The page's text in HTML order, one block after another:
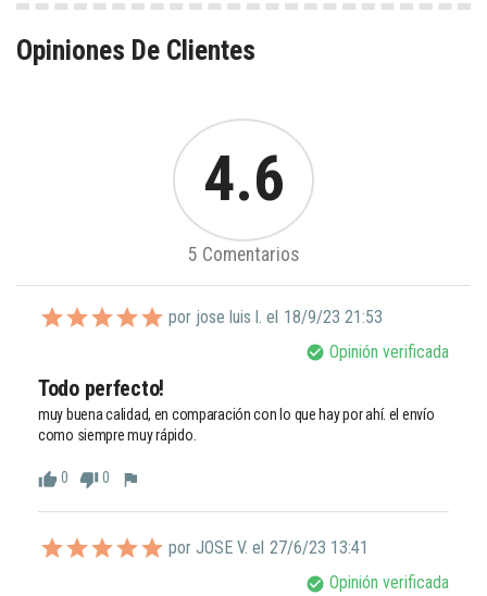
Opiniones De Clientes
4.6
5 Comentarios
por jose luis l. el 18/9/23 21:53
check_circle Opinión verificada
Todo perfecto!
muy buena calidad, en comparación con lo que hay por ahí. el envío
como siempre muy rápido.
thumb_up0 thumb_down0 flag
por JOSE V. el 27/6/23 13:41
check_circle Opinión verificada